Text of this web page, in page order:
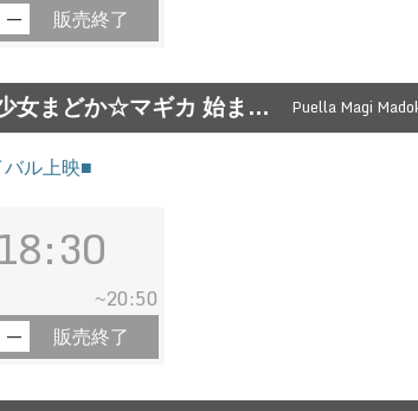
販売終了
女まどか☆マギカ 始ま… Puella Magi
ル上映■
~20:50
販売終了